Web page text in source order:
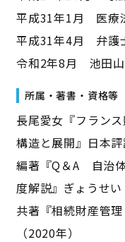
平成31年1月 医療
平成31年4月 弁護
令和2年8月 池田
所属・著書・資格等
長尾愛女『フラン
構造と展開』日本評
編著『Q＆A 自治
度解説』ぎょうせい
共著『相続財産管
（2020年）